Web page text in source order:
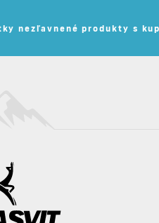
nezľavnené produkty s